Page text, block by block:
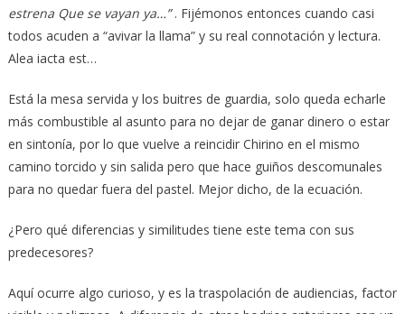
estrena Que se vayan ya…”. Fijémonos entonces cuando casi
todos acuden a “avivar la llama” y su real connotación y lectura.
Alea iacta est…
Está la mesa servida y los buitres de guardia, solo queda echarle
más combustible al asunto para no dejar de ganar dinero o estar
en sintonía, por lo que vuelve a reincidir Chirino en el mismo
camino torcido y sin salida pero que hace guiños descomunales
para no quedar fuera del pastel. Mejor dicho, de la ecuación.
¿Pero qué diferencias y similitudes tiene este tema con sus
predecesores?
Aquí ocurre algo curioso, y es la traspolación de audiencias, factor